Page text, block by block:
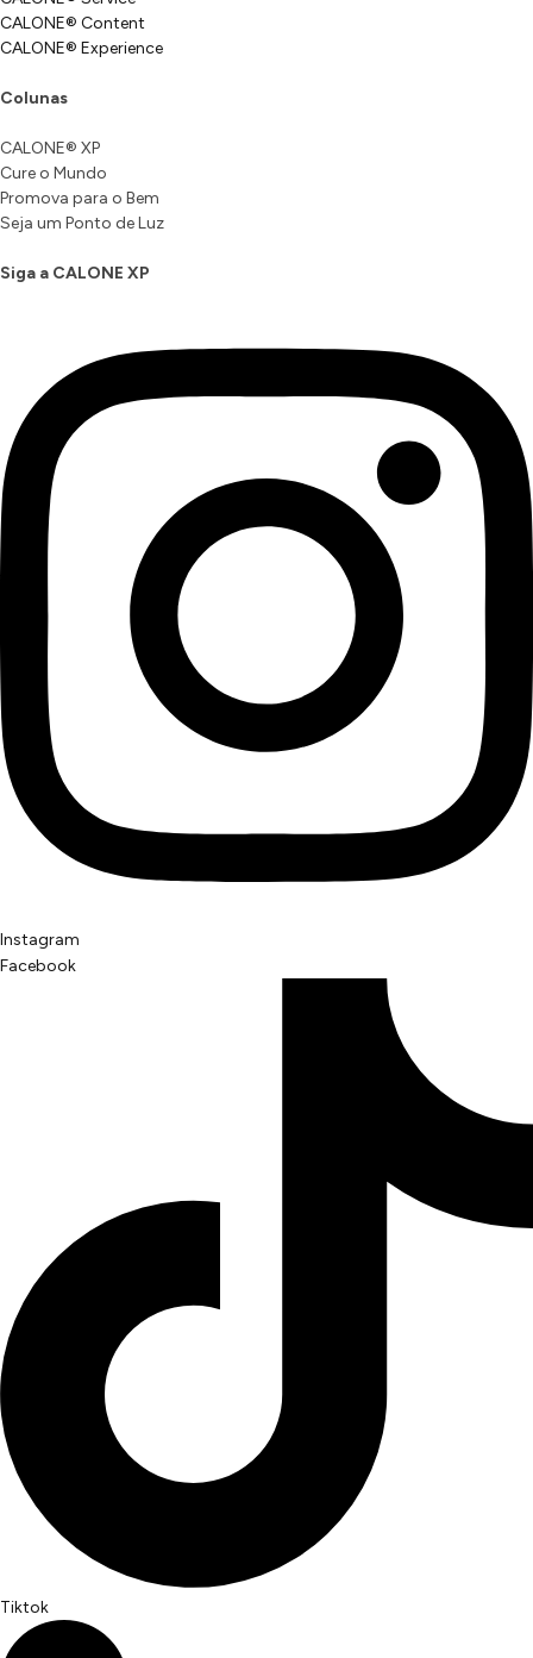
CALONE® Content
CALONE® Experience
Colunas
CALONE® XP
Cure o Mundo
Promova para o Bem
Seja um Ponto de Luz
Siga a CALONE XP
Instagram
Facebook
Tiktok